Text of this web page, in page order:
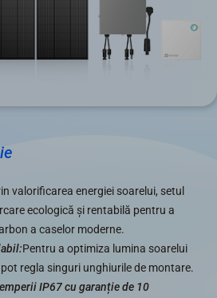
valorificarea energiei soarelui, setul
ecologică și rentabilă pentru a
a caselor moderne.
Pentru a optimiza lumina soarelui
regla singuri unghiurile de montare.
IP67 cu garanție de 10